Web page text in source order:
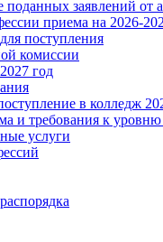
поданных заявлений от
приема на 2026-
поступления
комиссии
год
в колледж
и требования к уровню
услуги